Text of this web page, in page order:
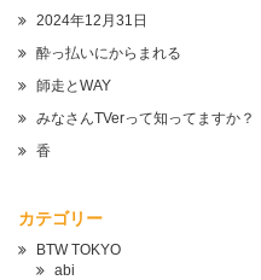
2024年12月31日
酔っ払いにからまれる
師走とWAY
みなさんTVerって知ってますか？
香
カテゴリー
BTW TOKYO
abi